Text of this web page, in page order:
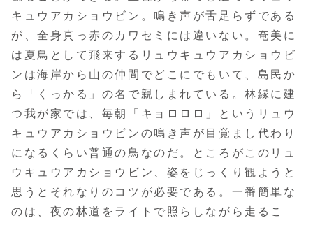
キュウアカショウビン。鳴き声が舌足らずである
が、全身真っ赤のカワセミには違いない。奄美に
は夏鳥として飛来するリュウキュウアカショウビ
ンは海岸から山の仲間でどこにでもいて、島民か
ら「くっかる」の名で親しまれている。林縁に建
つ我が家では、毎朝「キョロロロ」というリュウ
キュウアカショウビンの鳴き声が目覚まし代わり
になるくらい普通の鳥なのだ。ところがこのリュ
ウキュウアカショウビン、姿をじっくり観ようと
思うとそれなりのコツが必要である。一番簡単な
のは、夜の林道をライトで照らしながら走るこ